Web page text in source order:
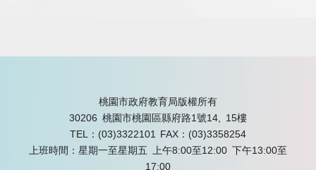
桃園市政府教育局版權所有
30206 桃園市桃園區縣府路1號14, 15樓
TEL：(03)3322101 FAX：(03)3358254
上班時間：星期一至星期五 上午8:00至12:00 下午13:00至
17:00